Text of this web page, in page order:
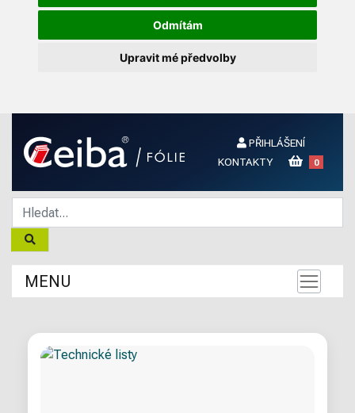
Odmítám
Upravit mé předvolby
PŘIHLÁŠENÍ
KONTAKTY
0
MENU